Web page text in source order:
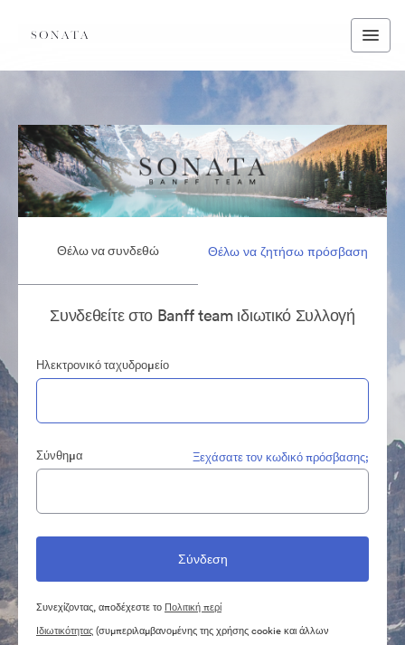
Θέλω να συνδεθώ Θέλω να ζητήσω πρόσβαση
Συνδεθείτε στο Banff team ιδιωτικό Συλλογή
Ηλεκτρονικό ταχυδρομείο
Σύνθημα Ξεχάσατε τον κωδικό πρόσβασης;
Συνεχίζοντας, αποδέχεστε το Πολιτική περί
Ιδιωτικότητας(συμπεριλαμβανομένης της χρήσης cookie και άλλων